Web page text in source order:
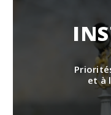
et à